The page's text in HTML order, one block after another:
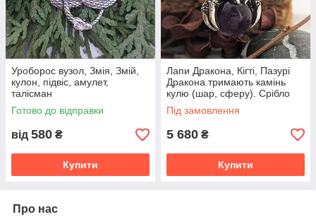
Уроборос вузол, Змія, Змій,
кулон, підвіс, амулет,
талісман
Готово до відправки
від 580 ₴
Купити
Лапи Дракона, Кігті, Пазурі
Дракона тримають камінь
кулю (шар, сферу). Срібло
925 пр.
Під замовлення
5 680 ₴
Купити
Про нас